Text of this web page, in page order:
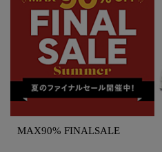
MAX90% FINALSALE